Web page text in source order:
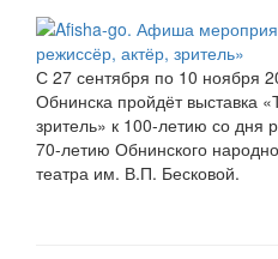
С 27 сентября по 10 ноября
Обнинска пройдёт выставка
зритель» к 100-летию со дня
70-летию Обнинского
театра им. В.П. Бесковой.